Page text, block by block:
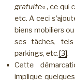
gratuite« , ce qui
etc. A ceci
biens mobiliers
ses tâches,
parkings, etc.[3].
Cette
implique